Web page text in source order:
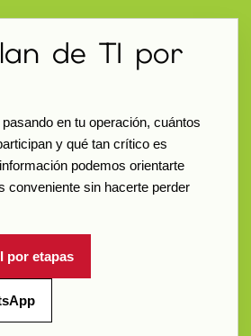
de TI por
en tu operación, cuántos
y qué tan crítico es
podemos orientarte
conveniente sin hacerte perder
por etapas